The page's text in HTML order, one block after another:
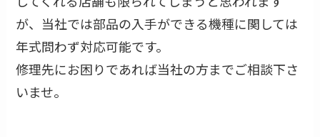
が、当社では部品の入手ができる機種に関しては
年式問わず対応可能です。
修理先にお困りであれば当社の方までご相談下さ
いませ。